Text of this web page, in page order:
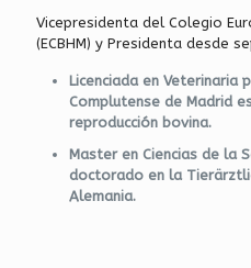
Vicepresidenta del Colegio
(ECBHM) y Presidenta desde
Licenciada en Veterinaria
Complutense de Madrid
reproducción bovina.
Master en Ciencias de la
doctorado en la
Alemania.